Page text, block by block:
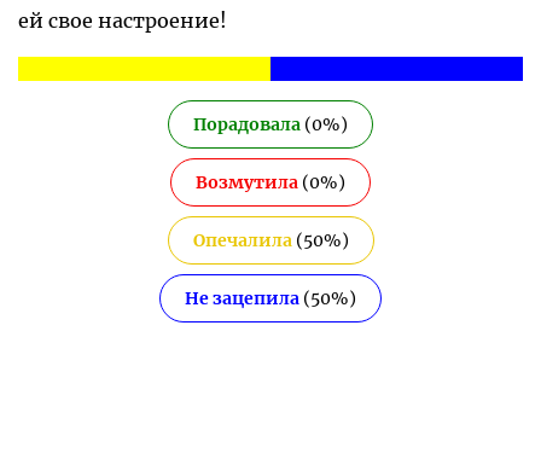
ей свое настроение!
Порадовала (0%)
Возмутила (0%)
Опечалила(50%)
Не зацепила (50%)